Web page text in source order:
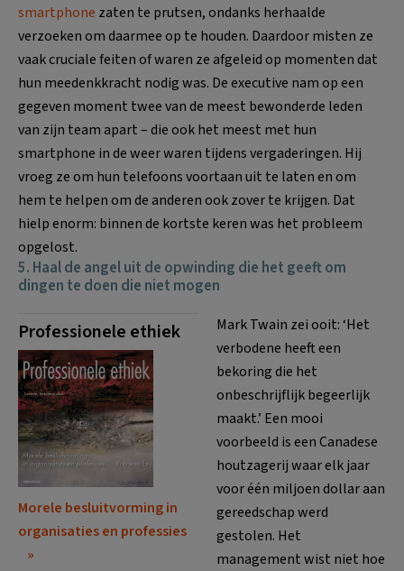
smartphone zaten te prutsen, ondanks herhaalde
verzoeken om daarmee op te houden. Daardoor misten ze
vaak cruciale feiten of waren ze afgeleid op momenten dat
hun meedenkkracht nodig was. De executive nam op een
gegeven moment twee van de meest bewonderde leden
van zijn team apart – die ook het meest met hun
smartphone in de weer waren tijdens vergaderingen. Hij
vroeg ze om hun telefoons voortaan uit te laten en om
hem te helpen om de anderen ook zover te krijgen. Dat
hielp enorm: binnen de kortste keren was het probleem
opgelost.
5. Haal de angel uit de opwinding die het geeft om
dingen te doen die niet mogen
Professionele ethiek
Morele besluitvorming in
organisaties en professies
Mark Twain zei ooit: ‘Het
verbodene heeft een
bekoring die het
onbeschrijflijk begeerlijk
maakt.’ Een mooi
voorbeeld is een Canadese
houtzagerij waar elk jaar
voor één miljoen dollar aan
gereedschap werd
gestolen. Het
management wist niet hoe